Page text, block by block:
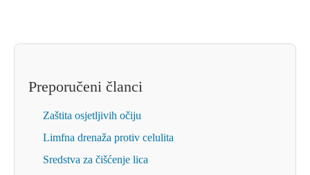
Preporučeni članci
Zaštita osjetljivih očiju
Limfna drenaža protiv celulita
Sredstva za čišćenje lica